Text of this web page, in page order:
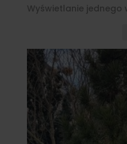
Wyświetlanie jednego